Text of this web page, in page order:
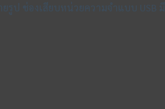
ป ช่องเสียบหน่วยความจำแบบ USB มี